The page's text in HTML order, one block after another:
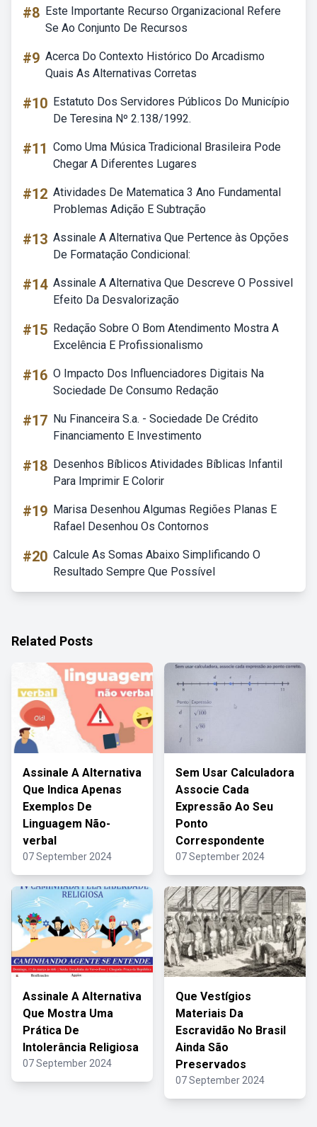
#8 Este Importante Recurso Organizacional Refere
Se Ao Conjunto De Recursos
#9 Acerca Do Contexto Histórico Do Arcadismo
Quais As Alternativas Corretas
#10 Estatuto Dos Servidores Públicos Do Município
De Teresina Nº 2.138/1992.
#11 Como Uma Música Tradicional Brasileira Pode
Chegar A Diferentes Lugares
#12 Atividades De Matematica 3 Ano Fundamental
Problemas Adição E Subtração
#13 Assinale A Alternativa Que Pertence às Opções
De Formatação Condicional:
#14 Assinale A Alternativa Que Descreve O Possivel
Efeito Da Desvalorização
#15 Redação Sobre O Bom Atendimento Mostra A
Excelência E Profissionalismo
#16 O Impacto Dos Influenciadores Digitais Na
Sociedade De Consumo Redação
#17 Nu Financeira S.a. - Sociedade De Crédito
Financiamento E Investimento
#18 Desenhos Bíblicos Atividades Bíblicas Infantil
Para Imprimir E Colorir
#19 Marisa Desenhou Algumas Regiões Planas E
Rafael Desenhou Os Contornos
#20 Calcule As Somas Abaixo Simplificando O
Resultado Sempre Que Possível
Related Posts
Assinale A Alternativa
Que Indica Apenas
Exemplos De
Linguagem Não-
verbal
07 September 2024
Sem Usar Calculadora
Associe Cada
Expressão Ao Seu
Ponto
Correspondente
07 September 2024
Assinale A Alternativa
Que Mostra Uma
Prática De
Intolerância Religiosa
07 September 2024
Que Vestígios
Materiais Da
Escravidão No Brasil
Ainda São
Preservados
07 September 2024